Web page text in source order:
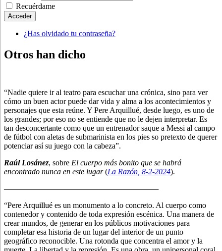
Recuérdame
Acceder
¿Has olvidado tu contraseña?
Otros han dicho
“Nadie quiere ir al teatro para escuchar una crónica, sino para ver
cómo un buen actor puede dar vida y alma a los acontecimientos y
personajes que esta reúne. Y Pere Arquillué, desde luego, es uno de
los grandes; por eso no se entiende que no le dejen interpretar. Es
tan desconcertante como que un entrenador saque a Messi al campo
de fútbol con aletas de submarinista en los pies so pretexto de querer
potenciar así su juego con la cabeza”.
Raúl Losánez, sobre El cuerpo más bonito que se habrá
encontrado nunca en este lugar(La Razón , 8-2-2024).
———————————————————–
“Pere Arquillué es un monumento a lo concreto. Al cuerpo como
contenedor y contenido de toda expresión escénica. Una manera de
crear mundos, de generar en los públicos motivaciones para
completar esa historia de un lugar del interior de un punto
geográfico reconocible. Una rotonda que concentra el amor y la